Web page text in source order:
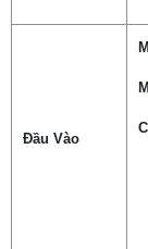
Đầu Vào